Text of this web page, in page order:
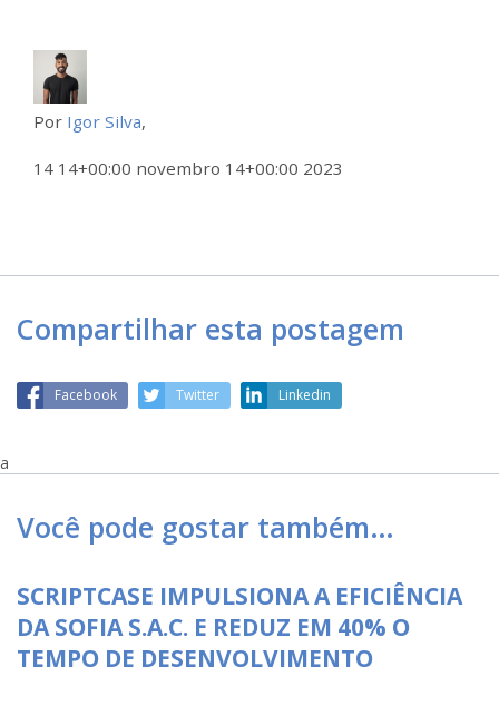
Por Igor Silva,
14 14+00:00 novembro 14+00:00 2023
Compartilhar esta postagem
Facebook Twitter Linkedin
a
Você pode gostar também…
SCRIPTCASE IMPULSIONA A EFICIÊNCIA
DA SOFIA S.A.C. E REDUZ EM 40% O
TEMPO DE DESENVOLVIMENTO